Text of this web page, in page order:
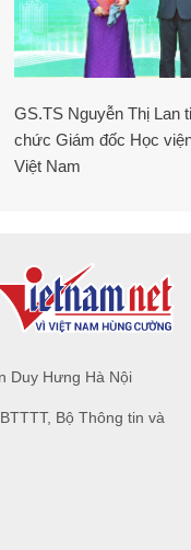
GS.TS Nguyễn Thị Lan
chức Giám đốc Học
Việt Nam
Duy Hưng Hà Nội
Bộ Thông tin và